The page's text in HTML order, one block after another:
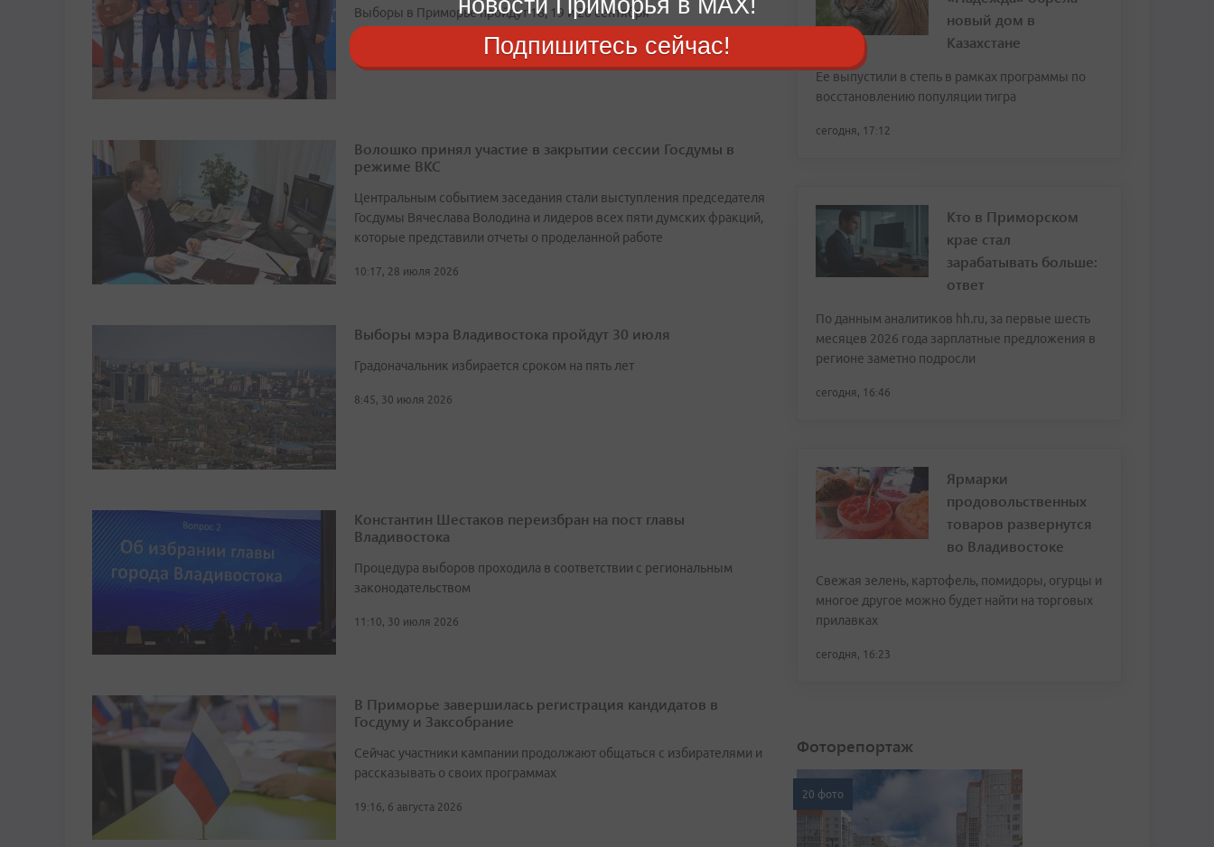
Выборы в Приморье пройдут 18, 19 и 20 сентября
Волошко принял участие в закрытии сессии Госдумы в
режиме ВКС
Центральным событием заседания стали выступления председателя
Госдумы Вячеслава Володина и лидеров всех пяти думских фракций,
которые представили отчеты о проделанной работе
10:17, 28 июля 2026
Выборы мэра Владивостока пройдут 30 июля
Градоначальник избирается сроком на пять лет
8:45, 30 июля 2026
Константин Шестаков переизбран на пост главы
Владивостока
Процедура выборов проходила в соответствии с региональным
законодательством
11:10, 30 июля 2026
В Приморье завершилась регистрация кандидатов в
Госдуму и Заксобрание
Сейчас участники кампании продолжают общаться с избирателями и
рассказывать о своих программах
19:16, 6 августа 2026
новый дом в
Казахстане
Ее выпустили в степь в рамках программы по
восстановлению популяции тигра
сегодня, 17:12
Кто в Приморском
крае стал
зарабатывать больше:
ответ
По данным аналитиков hh.ru, за первые шесть
месяцев 2026 года зарплатные предложения в
регионе заметно подросли
сегодня, 16:46
Ярмарки
продовольственных
товаров развернутся
во Владивостоке
Свежая зелень, картофель, помидоры, огурцы и
многое другое можно будет найти на торговых
прилавках
сегодня, 16:23
Фоторепортаж
20 фото
новости Приморья в MAX!
Подпишитесь сейчас!